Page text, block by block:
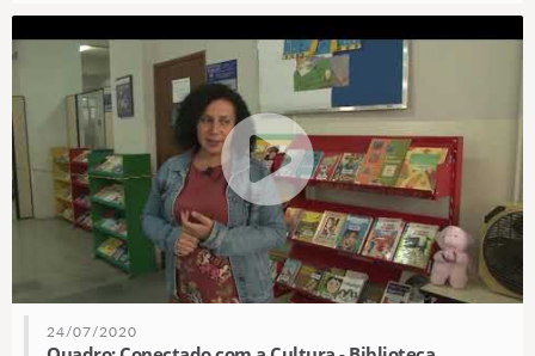
24/07/2020